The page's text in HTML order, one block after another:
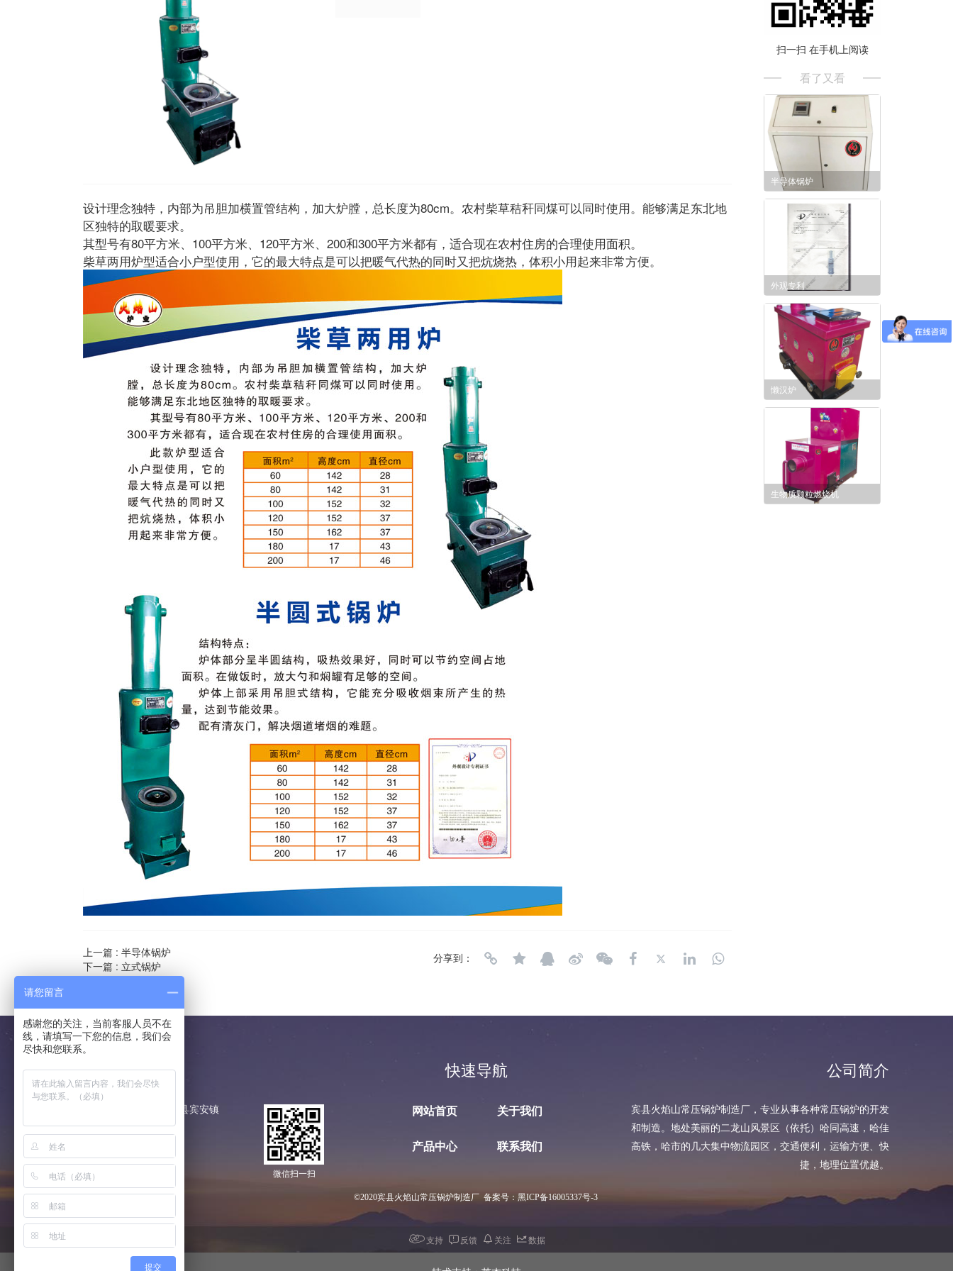
设计理念独特，内部为吊胆加横置管结构，加大炉膛，总长度为80cm。农村柴草秸秆同煤可以同时使用。能够满足东北地
区独特的取暖要求。
其型号有80平方米、100平方米、120平方米、200和300平方米都有，适合现在农村住房的合理使用面积。
柴草两用炉型适合小户型使用，它的最大特点是可以把暖气代热的同时又把炕烧热，体积小用起来非常方便。
上一篇 : 半导体锅炉
下一篇 : 立式锅炉
分享到：
扫一扫 在手机上阅读
看了又看
半导体锅炉
外观专利
懒汉炉
生物质颗粒燃烧机
联系我们
邮箱：
黑龙江省哈尔滨市宾县宾安镇
18944611189
3331687836@qq.com
©2020宾县火焰山常压锅炉制造厂  备案号：黑ICP备16005337号-3
公司简介
宾县火焰山常压锅炉制造厂，专业从事各种常压锅炉的开发
和制造。地处美丽的二龙山风景区（依托）哈同高速，哈佳
高铁，哈市的几大集中物流园区，交通便利，运输方便、快
捷，地理位置优越。
微信扫一扫
快速导航
网站首页 关于我们
产品中心 联系我们
手机：
支持 反馈 关注 数据
请您留言
感谢您的关注，当前客服人员不在
线，请填写一下您的信息，我们会
尽快和您联系。
提交